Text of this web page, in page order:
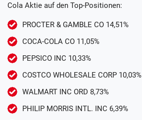
Cola Aktie auf den Top-Positionen:
PROCTER & GAMBLE CO 14,51%
COCA-COLA CO 11,05%
PEPSICO INC 10,33%
COSTCO WHOLESALE CORP 10,03%
WALMART INC ORD 8,73%
PHILIP MORRIS INTL. INC 6,39%